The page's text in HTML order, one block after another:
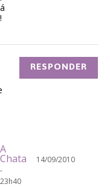
á
!
RESPONDER
A
Chata
14/09/2010
-
23h40